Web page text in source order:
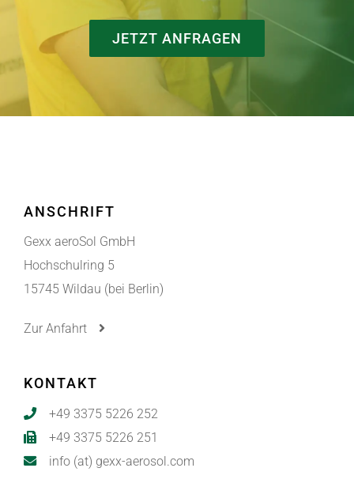
JETZT ANFRAGEN
ANSCHRIFT
Gexx aeroSol GmbH
Hochschulring 5
15745 Wildau (bei Berlin)
Zur Anfahrt
KONTAKT
+49 3375 5226 252
+49 3375 5226 251
info (at) gexx-aerosol.com